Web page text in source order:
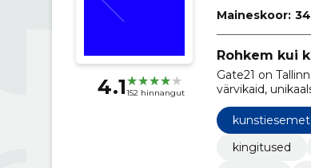
4.1152 hinnangut
Maineskoor:
Rohkem kui
Gate21 on
värvikaid,
külastus
kingitused